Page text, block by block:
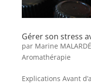
Gérer son stress
par Marine MALARDÉ
Aromathérapie
Explications Avant